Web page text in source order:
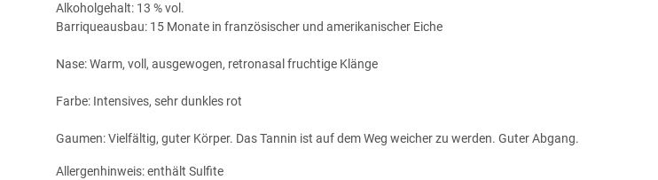
Alkoholgehalt: 13 % vol.
Barriqueausbau: 15 Monate in französischer und amerikanischer Eiche
Nase: Warm, voll, ausgewogen, retronasal fruchtige Klänge
Farbe: Intensives, sehr dunkles rot
Gaumen: Vielfältig, guter Körper. Das Tannin ist auf dem Weg weicher zu werden. Guter Abgang.
Allergenhinweis: enthält Sulfite